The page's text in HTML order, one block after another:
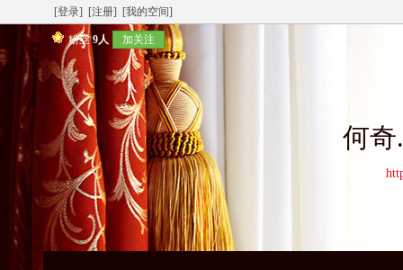
[登录] [注册] [我的空间]
粉丝9人 加关注
何